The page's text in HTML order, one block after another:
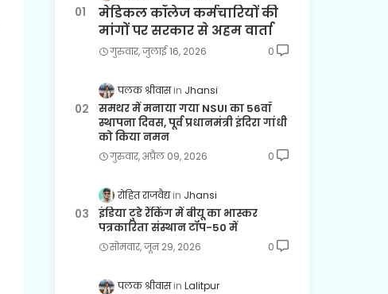
मेडिकल कॉलेज कर्मचारियों की
मांगों पर सरकार से अहम वार्ता
गुरुवार, जुलाई 16, 2026 0
पलक श्रीवास Jhansi
समथर में मनाया गया NSUI का 56वाँ
स्थापना दिवस, पूर्व प्रधानमंत्री इंदिरा गांधी
को किया नमन
गुरुवार, अप्रैल 09, 2026 0
रोहित राजवैद्य Jhansi
इंडिया टुडे रैंकिंग में बीयू का भास्कर
पत्रकारिता संस्थान टॉप-50 में
सोमवार, जून 29, 2026 0
पलक श्रीवास Lalitpur